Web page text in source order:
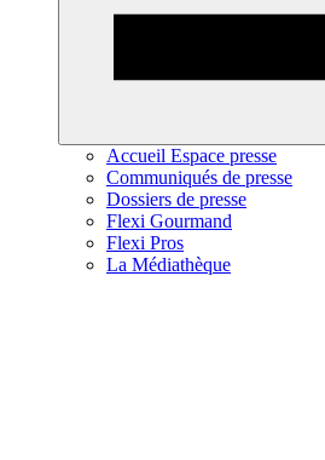
Accueil Espace presse
Communiqués de presse
Dossiers de presse
Flexi Gourmand
Flexi Pros
La Médiathèque